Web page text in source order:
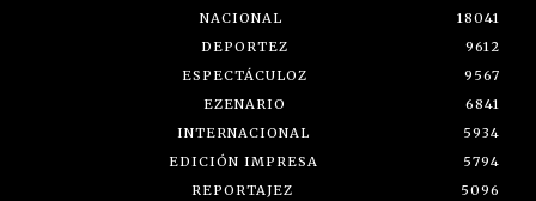
NACIONAL
18041
DEPORTEZ
9612
ESPECTÁCULOZ
9567
EZENARIO
6841
INTERNACIONAL
5934
EDICIÓN IMPRESA
5794
REPORTAJEZ
5096